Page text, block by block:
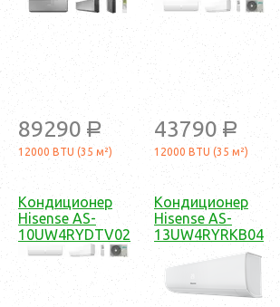
89290 a
12000 BTU (35 м²)
43790 a
12000 BTU (35 м²)
Кондиционер
Hisense AS-
10UW4RYDTV02
Кондиционер
Hisense AS-
13UW4RYRKB04